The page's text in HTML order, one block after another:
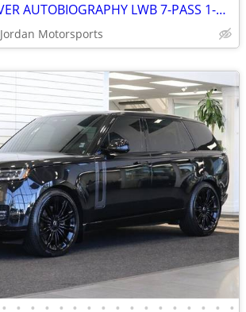
2025 RANGE ROVER AUTOBIOGRAPHY LWB 7-PASS 1-OWNER LAND 2026 2024 G63
Jordan Motorsports
• • • • • • • • • • • • • • • • •